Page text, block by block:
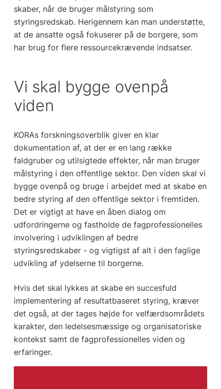
skaber, når de bruger målstyring som
styringsredskab. Herigennem kan man understøtte,
at de ansatte også fokuserer på de borgere, som
har brug for flere ressourcekrævende indsatser.
Vi skal bygge ovenpå
viden
KORAs forskningsoverblik giver en klar
dokumentation af, at der er en lang række
faldgruber og utilsigtede effekter, når man bruger
målstyring i den offentlige sektor. Den viden skal vi
bygge ovenpå og bruge i arbejdet med at skabe en
bedre styring af den offentlige sektor i fremtiden.
Det er vigtigt at have en åben dialog om
udfordringerne og fastholde de fagprofessionelles
involvering i udviklingen af bedre
styringsredskaber - og vigtigst af alt i den faglige
udvikling af ydelserne til borgerne.
Hvis det skal lykkes at skabe en succesfuld
implementering af resultatbaseret styring, kræver
det også, at der tages højde for velfærdsområdets
karakter, den ledelsesmæssige og organisatoriske
kontekst samt de fagprofessionelles viden og
erfaringer.